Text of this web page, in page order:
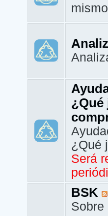
¿Qué
¿Qué
Será
BSK
Sobre